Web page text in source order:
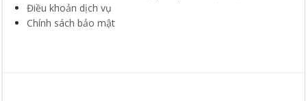
Điều khoản dịch vụ
Chính sách bảo mật